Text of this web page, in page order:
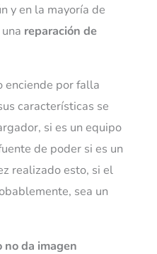
y en la mayoría de
reparación de
enciende por falla
características se
si es un equipo
de poder si es un
realizado esto, si el
sea un
no da imagen